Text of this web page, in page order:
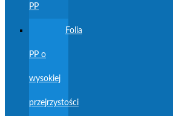
PP
Folia
PP o
wysokiej
przejrzystości